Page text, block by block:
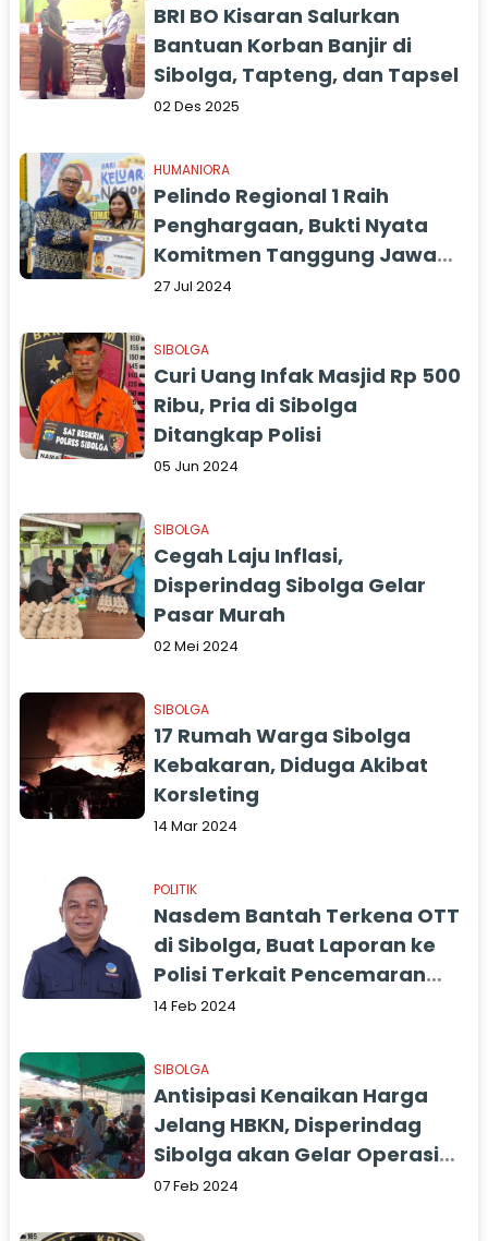
BRI BO Kisaran Salurkan
Bantuan Korban Banjir di
Sibolga, Tapteng, dan Tapsel
02 Des 2025
HUMANIORA
Pelindo Regional 1 Raih
Penghargaan, Bukti Nyata
Komitmen Tanggung Jawab
Sosial
27 Jul 2024
SIBOLGA
Curi Uang Infak Masjid Rp 500
Ribu, Pria di Sibolga
Ditangkap Polisi
05 Jun 2024
SIBOLGA
Cegah Laju Inflasi,
Disperindag Sibolga Gelar
Pasar Murah
02 Mei 2024
SIBOLGA
17 Rumah Warga Sibolga
Kebakaran, Diduga Akibat
Korsleting
14 Mar 2024
POLITIK
Nasdem Bantah Terkena OTT
di Sibolga, Buat Laporan ke
Polisi Terkait Pencemaran
Nama Baik
14 Feb 2024
SIBOLGA
Antisipasi Kenaikan Harga
Jelang HBKN, Disperindag
Sibolga akan Gelar Operasi
Pasar
07 Feb 2024